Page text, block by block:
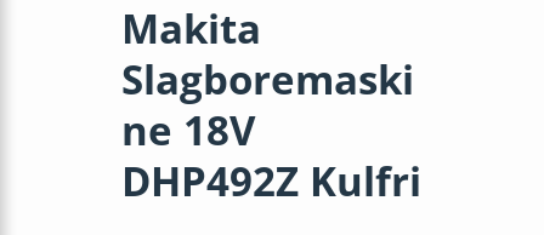
Makita
Slagboremaski
ne 18V
DHP492Z Kulfri